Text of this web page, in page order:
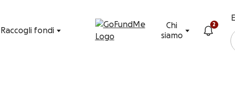
Raccogli fondi
Chi
siamo
2